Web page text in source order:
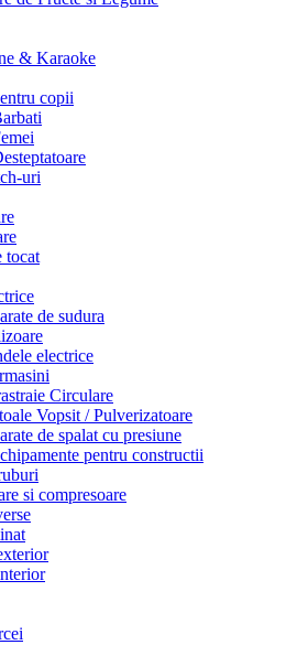
& Karaoke
copii
uri
tocat
de sudura
electrice
Circulare
Vopsit / Pulverizatoare
de spalat cu presiune
pentru constructii
si compresoare